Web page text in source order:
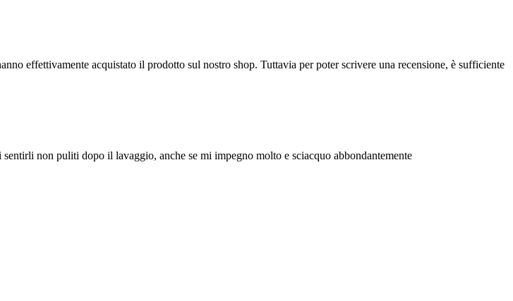
effettivamente acquistato il prodotto sul nostro shop. Tuttavia per poter scrivere una recensione, è sufficiente
non puliti dopo il lavaggio, anche se mi impegno molto e sciacquo abbondantemente